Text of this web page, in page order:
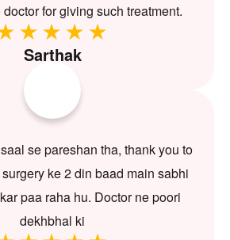
for giving such treatment.
Sarthak
se pareshan tha, thank you to
ke 2 din baad main sabhi
paa raha hu. Doctor ne poori
dekhbhal ki